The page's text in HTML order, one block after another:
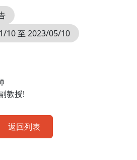
10 至 2023/05/10
教授!
返回列表